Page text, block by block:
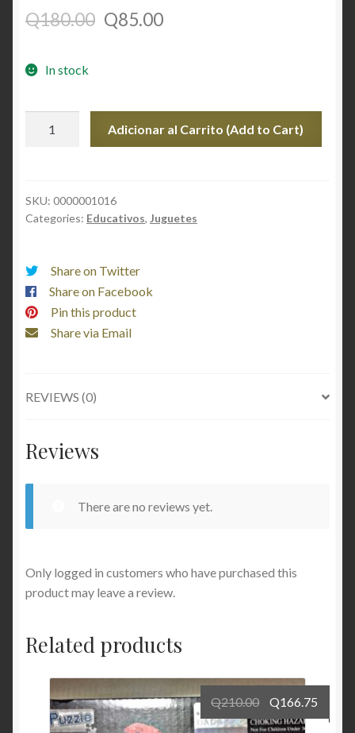
Q180.00 Q85.00
In stock
Kitten
quantity
Adicionar al Carrito (Add to Cart)
SKU: 0000001016
Categories: Educativos, Juguetes
Share on Twitter
Share on Facebook
Pin this product
Share via Email
REVIEWS (0)
Reviews
There are no reviews yet.
Only logged in customers who have purchased this
product may leave a review.
Related products
Q210.00 Q166.75